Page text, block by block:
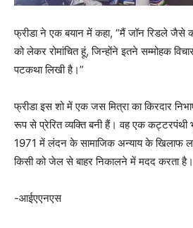
फ्रीडा ने एक बयान में कहा, “मैं जॉन रिडले
को लेकर रोमांचित हूं, जिन्होंने इतने सम्मोहक
पटकथा लिखी है।”
फ्रीडा इस शो में एक जस मित्रा का किरदार
रूप से प्रेरित व्यक्ति बनी हैं। वह एक कट्टरपंथी
1971 में लंदन के सामाजिक अन्याय के खिलाफ
किसी को जेल से बाहर निकालने में मदद करता है।
-आईएएनएस